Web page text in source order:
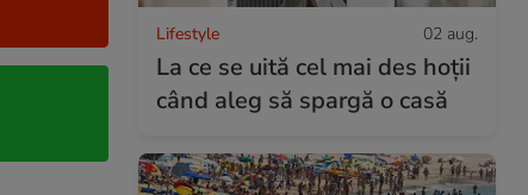
Lifestyle 02 aug.
La ce se uită cel mai des hoții
când aleg să spargă o casă